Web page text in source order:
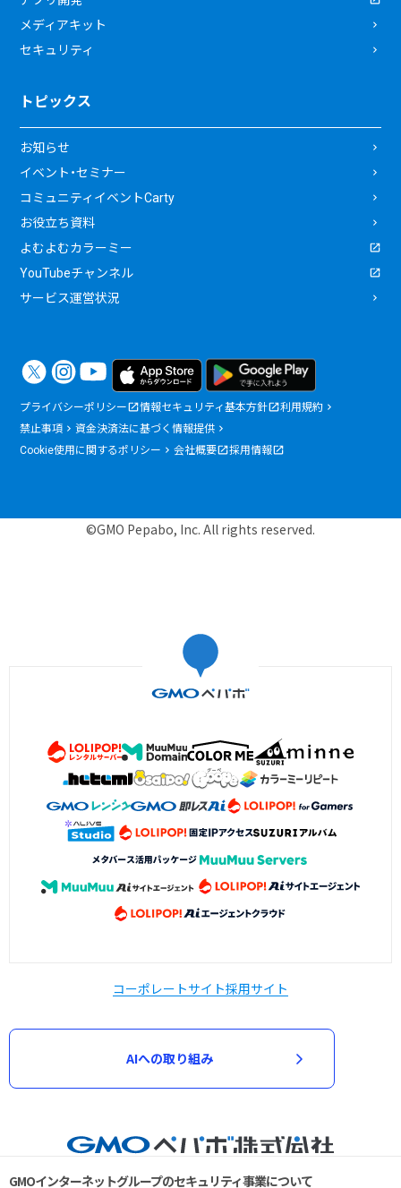
メディアキット
セキュリティ
トピックス
お知らせ
イベント・セミナー
コミュニティイベントCarty
お役立ち資料
よむよむカラーミー
YouTubeチャンネル
サービス運営状況
プライバシーポリシー 情報セキュリティ基本方針
利用規約
禁止事項
資金決済法に基づく情報提供
Cookie使用に関するポリシー
会社概要 採用情報
©GMO Pepabo, Inc. All rights reserved.
コーポレートサイト採用サイト
AIへの取り組み
GMOインターネットグループのセキュリティ事業について